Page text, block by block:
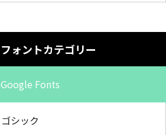
フォントカテゴリー
Google Fonts
ゴシック